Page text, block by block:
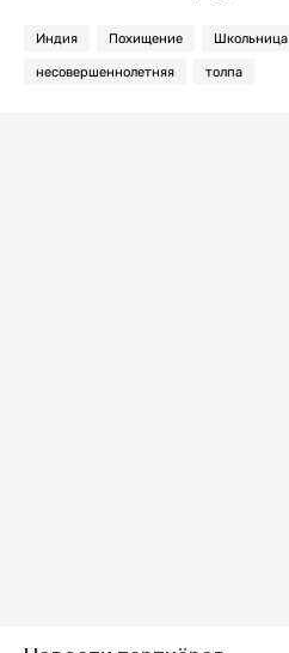
Индия Похищение Школьница
несовершеннолетняя толпа